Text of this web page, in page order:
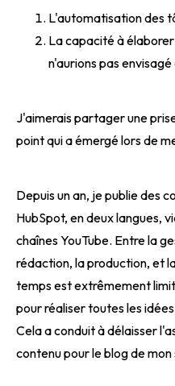
L'automatisation des
La capacité à
n'aurions pas
J'aimerais partager une
point qui a émergé lors de
Depuis un an, je publie des
HubSpot, en deux langues,
chaînes YouTube. Entre la
rédaction, la production, et
temps est extrêmement
pour réaliser toutes les
Cela a conduit à délaisser
contenu pour le blog de